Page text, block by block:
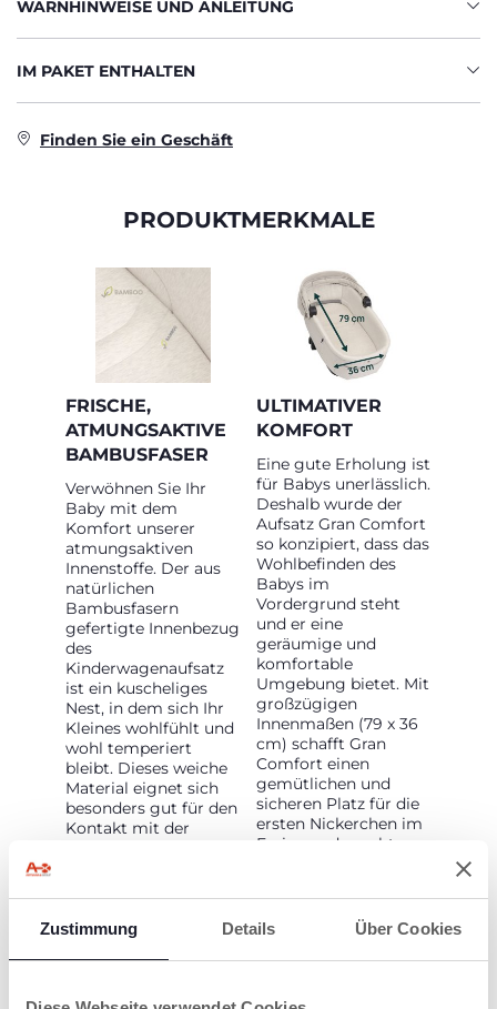
Zustimmung Details Über Cookies
WARNHINWEISE UND ANLEITUNG
IM PAKET ENTHALTEN
Finden Sie ein Geschäft
PRODUKTMERKMALE
FRISCHE,
ATMUNGSAKTIVE
BAMBUSFASER
Verwöhnen Sie Ihr
Baby mit dem
Komfort unserer
atmungsaktiven
Innenstoffe. Der aus
natürlichen
Bambusfasern
gefertigte Innenbezug
des
Kinderwagenaufsatz
ist ein kuscheliges
Nest, in dem sich Ihr
Kleines wohlfühlt und
wohl temperiert
bleibt. Dieses weiche
Material eignet sich
besonders gut für den
Kontakt mit der
richtige
halten.
ULTIMATIVER
KOMFORT
Eine gute Erholung ist
für Babys unerlässlich.
Deshalb wurde der
Aufsatz Gran Comfort
so konzipiert, dass das
Wohlbefinden des
Babys im
Vordergrund steht
und er eine
geräumige und
komfortable
Umgebung bietet. Mit
großzügigen
Innenmaßen (79 x 36
cm) schafft Gran
Comfort einen
gemütlichen und
sicheren Platz für die
ersten Nickerchen im
Freien und macht
Komforts.